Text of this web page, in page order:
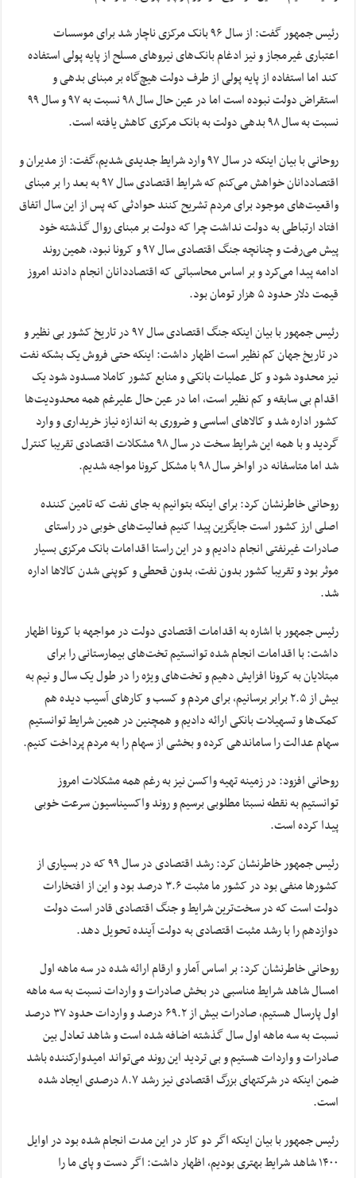
رئیس جمهور گفت: از سال ۹۶ بانک مرکزی ناچار شد برای موسسات
اعتباری غیرمجاز و نیز ادغام بانک‌های نیروهای مسلح از پایه پولی استفاده
کند اما استفاده از پایه پولی از طرف دولت هیچ‌گاه بر مبنای بدهی و
استقراض دولت نبوده است اما در عین حال سال ۹۸ نسبت به ۹۷ و سال ۹۹
نسبت به سال ۹۸ بدهی دولت به بانک مرکزی کاهش یافته است.
روحانی با بیان اینکه در سال ۹۷ وارد شرایط جدیدی شدیم،‌گفت: از مدیران و
اقتصاددانان خواهش می‌کنم که شرایط اقتصادی سال ۹۷ به بعد را بر مبنای
واقعیت‌های موجود برای مردم تشریح کنند حوادثی که پس از این سال اتفاق
افتاد ارتباطی به دولت نداشت چرا که دولت بر مبنای روال گذشته خود
پیش می‌رفت و چنانچه جنگ اقتصادی سال ۹۷ و کرونا نبود، همین روند
ادامه پیدا می‌کرد و بر اساس محاسباتی که اقتصاددانان انجام دادند امروز
قیمت دلار حدود ۵ هزار تومان بود.
رئیس جمهور با بیان اینکه جنگ اقتصادی سال ۹۷ در تاریخ کشور بی نظیر و
در تاریخ جهان کم نظیر است اظهار داشت: اینکه حتی فروش یک بشکه نفت
نیز محدود شود و کل عملیات بانکی و منابع کشور کاملا مسدود شود یک
اقدام بی سابقه و کم نظیر است، اما در عین حال علیرغم همه محدودیت‌ها
کشور اداره شد و کالاهای اساسی و ضروری به اندازه نیاز خریداری و وارد
گردید و با همه این شرایط سخت در سال ۹۸ مشکلات اقتصادی تقریبا کنترل
شد اما متاسفانه در اواخر سال ۹۸ با مشکل کرونا مواجه شدیم.
روحانی خاطرنشان کرد: برای اینکه بتوانیم به جای نفت که تامین کننده
اصلی ارز کشور است جایگزین پیدا کنیم فعالیت‌های خوبی در راستای
صادرات غیرنفتی انجام دادیم و در این راستا اقدامات بانک مرکزی بسیار
موثر بود و تقریبا کشور بدون نفت، بدون قحطی و کوپنی شدن کالاها اداره
شد.
رئیس جمهور با اشاره به اقدامات اقتصادی دولت در مواجهه با کرونا اظهار
داشت: با اقدامات انجام شده توانستیم تخت‌های بیمارستانی را برای
مبتلایان به کرونا افزایش دهیم و تخت‌های ویژه را در طول یک سال و نیم به
بیش از ۲.۵ برابر برسانیم، برای مردم و کسب و کارهای آسیب دیده هم
کمک‌ها و تسهیلات بانکی ارائه دادیم و همچنین در همین شرایط توانستیم
سهام عدالت را ساماندهی کرده و بخشی از سهام را به مردم پرداخت کنیم.
روحانی افزود: در زمینه تهیه واکسن نیز به رغم همه مشکلات امروز
توانستیم به نقطه نسبتا مطلوبی برسیم و روند واکسیناسیون سرعت خوبی
پیدا کرده است.
رئیس جمهور خاطرنشان کرد: رشد اقتصادی در سال ۹۹ که در بسیاری از
کشورها منفی بود در کشور ما مثبت ۳.۶ درصد بود و این از افتخارات
دولت است که در سخت‌ترین شرایط و جنگ اقتصادی قادر است دولت
دوازدهم را با رشد مثبت اقتصادی به دولت آینده تحویل دهد.
روحانی خاطرنشان کرد: بر اساس آمار و ارقام ارائه شده در سه ماهه اول
امسال شاهد شرایط مناسبی در بخش صادرات و واردات نسبت به سه ماهه
اول پارسال هستیم، صادرات بیش از ۶۹.۲ درصد و واردات حدود ۳۷ درصد
نسبت به سه ماهه اول سال گذشته اضافه شده است و شاهد تعادل بین
صادرات و واردات هستیم و بی تردید این روند می‌تواند امیدوارکننده باشد
ضمن اینکه در شرکتهای بزرگ اقتصادی نیز رشد ۸.۷ درصدی ایجاد شده
است.
رئیس جمهور با بیان اینکه اگر دو کار در این مدت انجام شده بود در اوایل
۱۴۰۰ شاهد شرایط بهتری بودیم، اظهار داشت: اگر دست و پای ما را